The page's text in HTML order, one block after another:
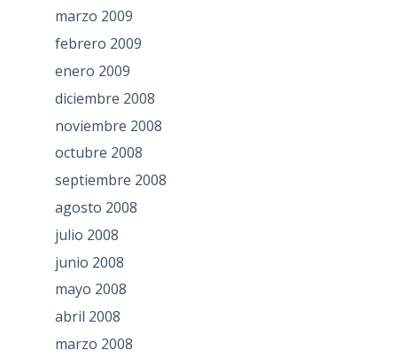
marzo 2009
febrero 2009
enero 2009
diciembre 2008
noviembre 2008
octubre 2008
septiembre 2008
agosto 2008
julio 2008
junio 2008
mayo 2008
abril 2008
marzo 2008